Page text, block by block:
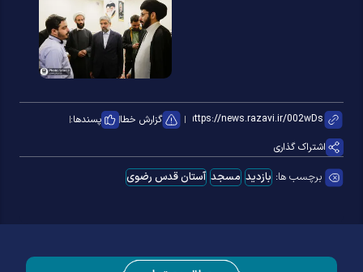
گزارش خطا
پسندها:
اشتراک گذاری
برچسب ها: بازدید مسجد آستان قدس رضوی